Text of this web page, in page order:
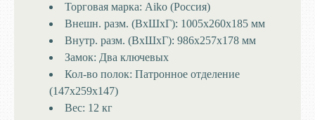
Торговая марка: Aiko (Россия)
Внешн. разм. (ВхШхГ): 1005x260x185 мм
Внутр. разм. (ВхШхГ): 986x257x178 мм
Замок: Два ключевых
Кол-во полок: Патронное отделение
(147x259x147)
Вес: 12 кг